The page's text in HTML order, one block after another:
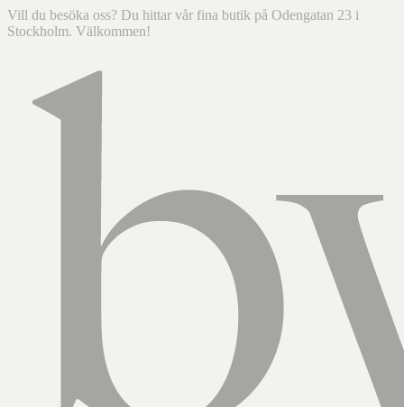
Vill du besöka oss? Du hittar vår fina butik på Odengatan 23 i
Stockholm. Välkommen!